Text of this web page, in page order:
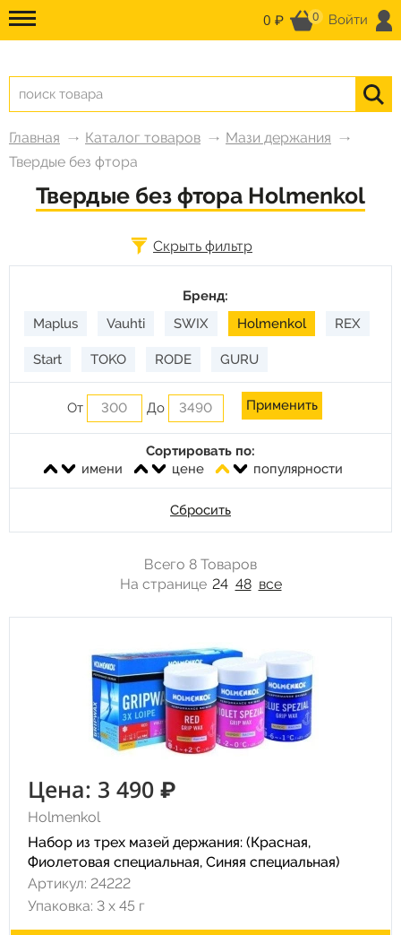
0 ₽ 0 Войти
Главная Каталог товаров
Мази держания
Твердые без фтора
Твердые без фтора Holmenkol
Скрыть фильтр
Бренд:
Maplus
Vauhti SWIX Holmenkol REX
Start TOKO RODE GURU
Сортировать по:
имени
цене популярности
От До
Сбросить
Всего 8 Товаров
На странице 24 48 все
Цена: 3 490 ₽
Holmenkol
Набор из трех мазей держания: (Красная,
Фиолетовая специальная, Синяя специальная)
Артикул: 24222
Упаковка: 3 х 45 г